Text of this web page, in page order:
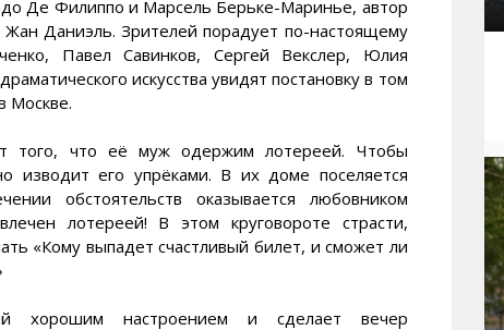
Де Филиппо и Марсель Берьке-Маринье, автор
Даниэль. Зрителей порадует по-настоящему
Павел Савинков, Сергей Векслер, Юлия
искусства увидят постановку в том
Москве.
того, что её муж одержим лотереей. Чтобы
изводит его упрёками. В их доме поселяется
обстоятельств оказывается любовником
лотереей! В этом круговороте страсти,
«Кому выпадет счастливый билет, и сможет ли
хорошим настроением и сделает вечер